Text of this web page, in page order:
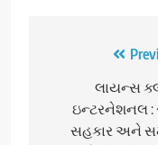
navigation
લાયન્સ
ઇન્ટરનેશનલ :
સહકાર અને